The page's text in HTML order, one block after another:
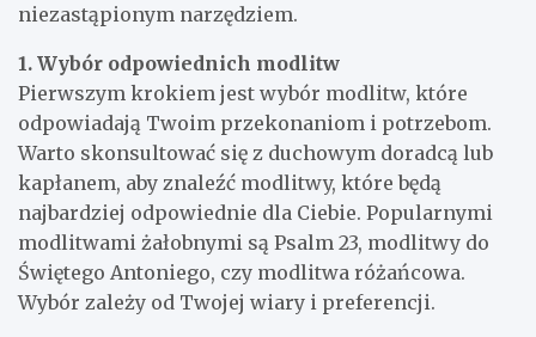
niezastąpionym narzędziem.
1. Wybór odpowiednich modlitw
Pierwszym krokiem jest wybór modlitw, które
odpowiadają Twoim przekonaniom i potrzebom.
Warto skonsultować się z duchowym doradcą lub
kapłanem, aby znaleźć modlitwy, które będą
najbardziej odpowiednie dla Ciebie. Popularnymi
modlitwami żałobnymi są Psalm 23, modlitwy do
Świętego Antoniego, czy modlitwa różańcowa.
Wybór zależy od Twojej wiary i preferencji.